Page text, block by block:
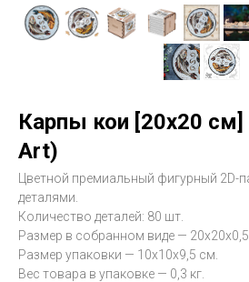
Карпы кои [20x20 см]
Art)
Цветной премиальный фигурный 2D-
деталями.
Количество деталей: 80 шт.
Размер в собранном виде — 20х20х0,5
Размер упаковки — 10х10х9,5 см.
Вес товара в упаковке — 0,3 кг.